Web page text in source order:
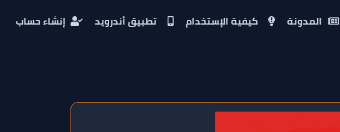
المدونة كيفية الإستخدام تطبيق أندرويد إنشاء حساب